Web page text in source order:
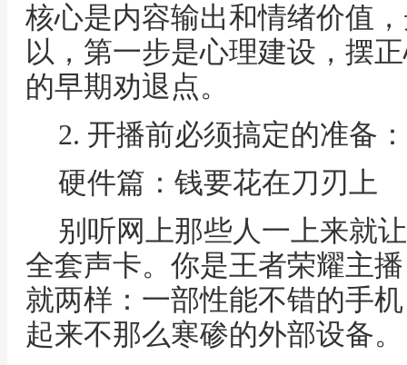
核心是内容输出和情绪价值
以，第一步是心理建设，摆
的早期劝退点。
2. 开播前必须搞定的准备
硬件篇：钱要花在刀刃上
别听网上那些人一上来就
全套声卡。你是王者荣耀主
就两样：一部性能不错的手
起来不那么寒碜的外部设备。